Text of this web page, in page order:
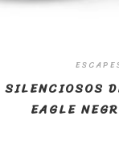
SILENCIOSOS
EAGLE